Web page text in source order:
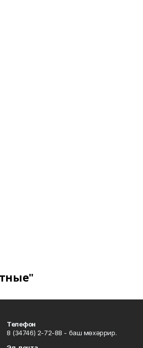
Телефон
8 (34746) 2-72-88 - баш мөхәррир.